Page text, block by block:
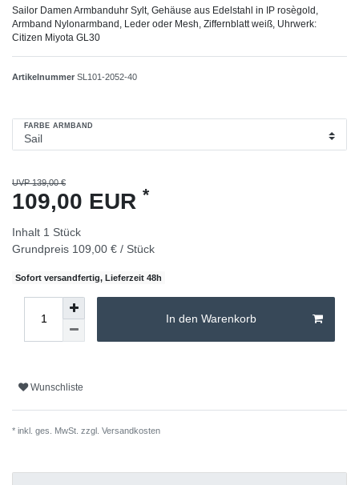
Sailor Damen Armbanduhr Sylt, Gehäuse aus Edelstahl in IP rosègold,
Armband Nylonarmband, Leder oder Mesh, Ziffernblatt weiß, Uhrwerk:
Citizen Miyota GL30
Artikelnummer SL101-2052-40
FARBE ARMBAND
UVP 139,00 €
109,00 EUR *
Inhalt 1 Stück
Grundpreis 109,00 € / Stück
Sofort versandfertig, Lieferzeit 48h
In den Warenkorb
Wunschliste
* inkl. ges. MwSt. zzgl. Versandkosten